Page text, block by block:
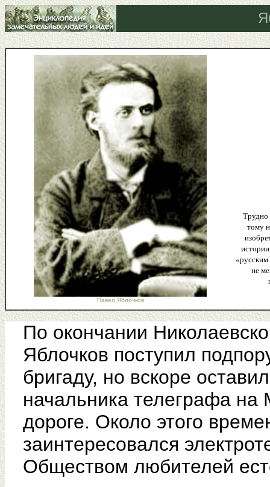
Павел Яблочков
Трудно
тому
не
По окончании
Яблочков поступил
бригаду, но вскоре
начальника телеграфа на
дороге. Около этого
заинтересовался
Обществом любителей